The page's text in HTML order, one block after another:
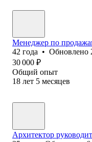
Менеджер по
42 года • Обновлено
30 000 ₽
Общий опыт
18 лет 5 месяцев
Архитектор